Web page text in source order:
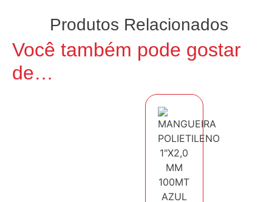
Produtos Relacionados
Você também pode gostar
de…